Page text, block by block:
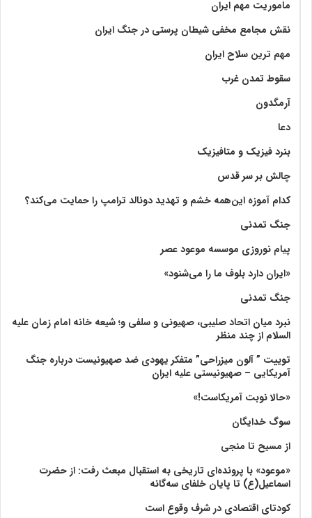
ماموریت مهم ایران
نقش مجامع مخفی شیطان پرستی در جنگ ایران
مهم ترین سلاح ایران
سقوط تمدن غرب
آرمگدون
دعا
بنرد فیزیک و متافیزیک
چالش بر سر قدس
کدام آموزه این‌همه خشم و تهدید دونالد ترامپ را حمایت می‌کند؟
جنگ تمدنی
پیام نوروزی موسسه موعود عصر
«ایران دارد بلوف ما را می‌شنود»
جنگ تمدنی
نبرد میان اتحاد صلیبی، صهیونی و سلفی و؛ شیعه خانه امام زمان علیه
السلام از چند منظر
توییت ” آلون میزراحی” متفکر یهودی ضد صهیونیست درباره جنگ
آمریکایی – صهیونیستی علیه ایران
«حالا نوبت آمریکاست!»
سوگ خدایگان
از مسیح تا منجی
«موعود» با پرونده‌ای تاریخی به استقبال مبعث رفت: از حضرت
اسماعیل(ع) تا پایان خلفای سه‌گانه
کودتای اقتصادی در شرف وقوع است